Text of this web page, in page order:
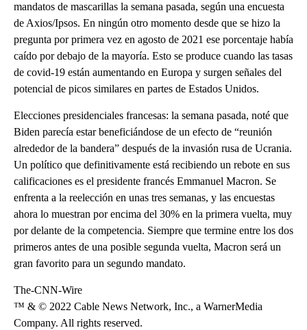
mandatos de mascarillas la semana pasada, según una encuesta
de Axios/Ipsos. En ningún otro momento desde que se hizo la
pregunta por primera vez en agosto de 2021 ese porcentaje había
caído por debajo de la mayoría. Esto se produce cuando las tasas
de covid-19 están aumentando en Europa y surgen señales del
potencial de picos similares en partes de Estados Unidos.
Elecciones presidenciales francesas: la semana pasada, noté que
Biden parecía estar beneficiándose de un efecto de “reunión
alrededor de la bandera” después de la invasión rusa de Ucrania.
Un político que definitivamente está recibiendo un rebote en sus
calificaciones es el presidente francés Emmanuel Macron. Se
enfrenta a la reelección en unas tres semanas, y las encuestas
ahora lo muestran por encima del 30% en la primera vuelta, muy
por delante de la competencia. Siempre que termine entre los dos
primeros antes de una posible segunda vuelta, Macron será un
gran favorito para un segundo mandato.
The-CNN-Wire
™ & © 2022 Cable News Network, Inc., a WarnerMedia
Company. All rights reserved.